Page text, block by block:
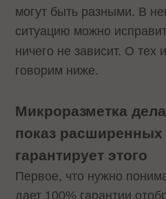
могут быть разными. В
ситуацию можно
ничего не зависит. О тех
говорим ниже.
Микроразметка
показ расширенных
гарантирует этого
Первое, что нужно
дает 100% гарантии